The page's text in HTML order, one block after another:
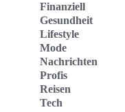
Finanziell
Gesundheit
Lifestyle
Mode
Nachrichten
Profis
Reisen
Tech